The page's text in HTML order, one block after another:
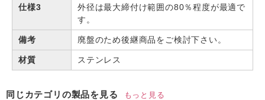
仕様3
外径は最大締付け範囲の80％程度が最適で
す。
備考 廃盤のため後継商品をご検討下さい。
材質 ステンレス
同じカテゴリの製品を見る もっと見る